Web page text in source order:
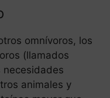
omnívoros, los
(llamados
necesidades
animales y